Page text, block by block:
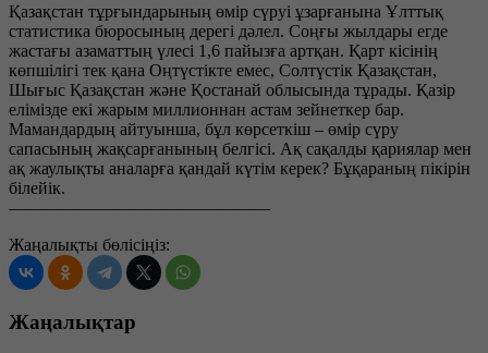
Қазақстан тұрғындарының өмір сүруі ұзарғанына Ұлттық
статистика бюросының дерегі дәлел. Соңғы жылдары егде
жастағы азаматтың үлесі 1,6 пайызға артқан. Қарт кісінің
көпшілігі тек қана Оңтүстікте емес, Солтүстік Қазақстан,
Шығыс Қазақстан және Қостанай облысында тұрады. Қазір
елімізде екі жарым миллионнан астам зейнеткер бар.
Мамандардың айтуынша, бұл көрсеткіш – өмір сүру
сапасының жақсарғанының белгісі. Ақ сақалды қариялар мен
ақ жаулықты аналарға қандай күтім керек? Бұқараның пікірін
білейік.
———————————————
Жаңалықты бөлісіңіз:
Жаңалықтар